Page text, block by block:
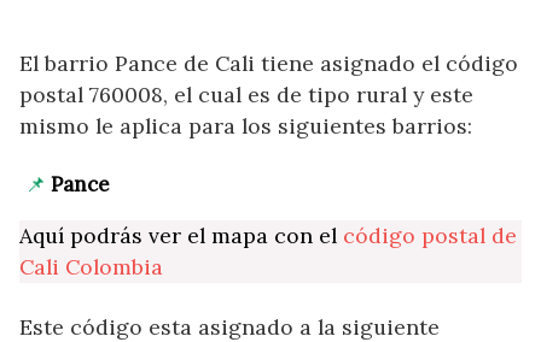
El barrio Pance de Cali tiene asignado el código
postal 760008, el cual es de tipo rural y este
mismo le aplica para los siguientes barrios:
Pance
Aquí podrás ver el mapa con el código postal de
Cali Colombia
Este código esta asignado a la siguiente